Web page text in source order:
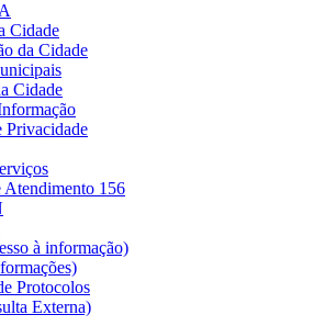
Cidade
da Cidade
Cidade
Privacidade
Atendimento 156
à informação)
Protocolos
Externa)